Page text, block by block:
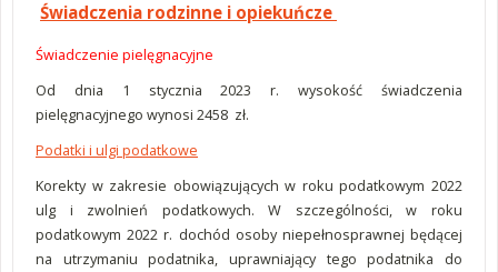
Świadczenia rodzinne i opiekuńcze
Świadczenie pielęgnacyjne
Od dnia 1 stycznia 2023 r. wysokość świadczenia
pielęgnacyjnego wynosi 2458 zł.
Podatki i ulgi podatkowe
Korekty w zakresie obowiązujących w roku podatkowym 2022
ulg i zwolnień podatkowych. W szczególności, w roku
podatkowym 2022 r. dochód osoby niepełnosprawnej będącej
na utrzymaniu podatnika, uprawniający tego podatnika do